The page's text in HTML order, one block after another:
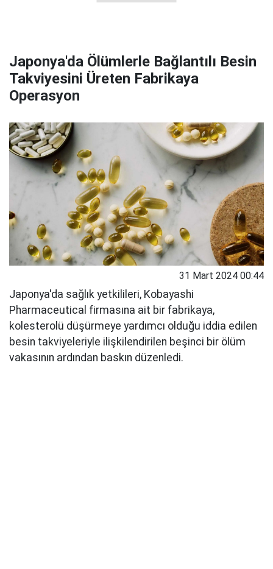
Japonya'da Ölümlerle Bağlantılı Besin
Takviyesini Üreten Fabrikaya
Operasyon
31 Mart 2024 00:44
Japonya'da sağlık yetkilileri, Kobayashi
Pharmaceutical firmasına ait bir fabrikaya,
kolesterolü düşürmeye yardımcı olduğu iddia edilen
besin takviyeleriyle ilişkilendirilen beşinci bir ölüm
vakasının ardından baskın düzenledi.